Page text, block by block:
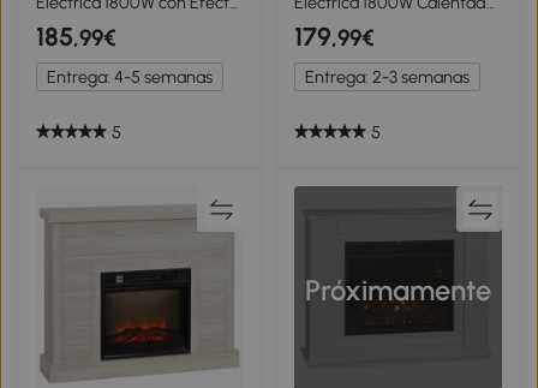
de Llama Mando a
Distancia Temporizador
Semanal para Sala 30 m²
Madera
185,99€
Entrega: 4-5 semanas
5
de Chimenea con Efecto
de Llama Mando a
Distancia Temporizador
80x21,6x67,8cm Marrón
179,99€
Entrega: 2-3 semanas
5
Próximamente